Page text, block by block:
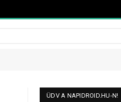
ÜDV A NAPIDROID.HU-N!